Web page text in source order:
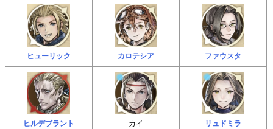
ヒューリック カロテシア ファウスタ
ヒルデブラント カイ リュドミラ